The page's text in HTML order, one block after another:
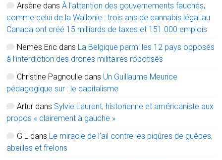
Arsène dansÀ l’attention des gouvernements fauchés,
comme celui de la Wallonie : trois ans de cannabis légal au
Canada ont créé 15 milliards de taxes et 151.000 emplois
Nemes Eric dans La Belgique parmi les 12 pays opposés
à l’interdiction des drones militaires robotisés
Christine Pagnoulle dans Un Guillaume Meurice
pédagogique sur : le capitalisme
Artur dans Sylvie Laurent, historienne et américaniste aux
propos « clairement à gauche »
G L dans Le miracle de l’ail contre les piqûres de guêpes,
abeilles et frelons